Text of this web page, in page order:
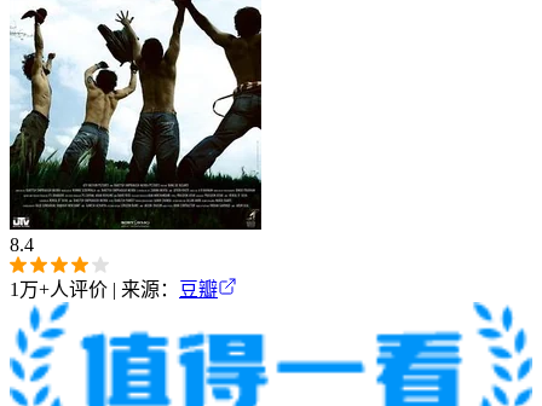
8.4
1万+人评价 | 来源： 豆瓣